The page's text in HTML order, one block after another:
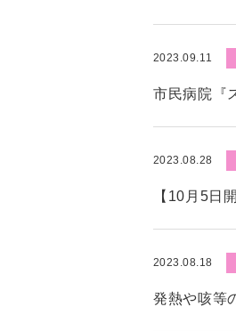
2023.09.11
市民病院『
2023.08.28
【10月5日
2023.08.18
発熱や咳等